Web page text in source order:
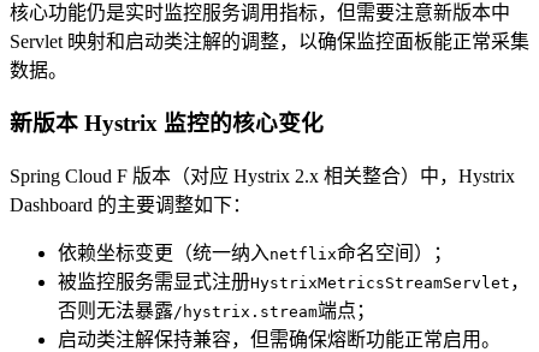
核心功能仍是实时监控服务调用指标，但需要注意新版本中
Servlet 映射和启动类注解的调整，以确保监控面板能正常采集
数据。
新版本 Hystrix 监控的核心变化
Spring Cloud F 版本（对应 Hystrix 2.x 相关整合）中，Hystrix
Dashboard 的主要调整如下：
依赖坐标变更（统一纳入 netflix命名空间）；
被监控服务需显式注册HystrixMetricsStreamServlet ，
否则无法暴露/hystrix.stream端点；
启动类注解保持兼容，但需确保熔断功能正常启用。